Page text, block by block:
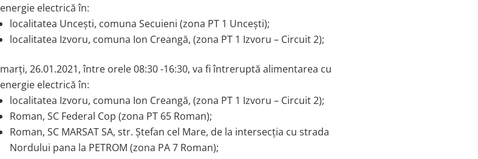
energie electrică în:
localitatea Uncești, comuna Secuieni (zona PT 1 Uncești);
localitatea Izvoru, comuna Ion Creangă, (zona PT 1 Izvoru – Circuit 2);
marți, 26.01.2021, între orele 08:30 -16:30, va fi întreruptă alimentarea cu
energie electrică în:
localitatea Izvoru, comuna Ion Creangă, (zona PT 1 Izvoru – Circuit 2);
Roman, SC Federal Cop (zona PT 65 Roman);
Roman, SC MARSAT SA, str. Ștefan cel Mare, de la intersecția cu strada
Nordului pana la PETROM (zona PA 7 Roman);